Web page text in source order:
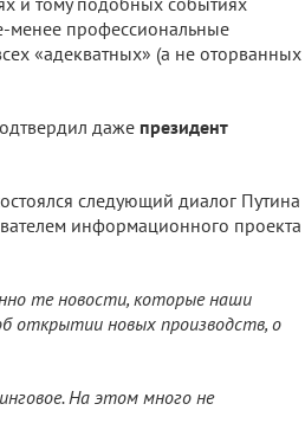
менее профессиональные
«адекватных» (а не оторванных
даже президент
следующий диалог Путина
информационного проекта
те новости, которые наши
открытии новых производств, о
На этом много не